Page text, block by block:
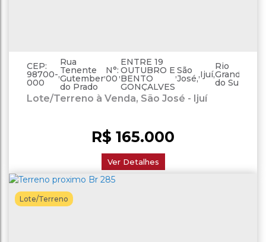
Lote/Terreno à Venda, São José - Ijuí
R$ 165.000
CEP:
98700-
000
,
Rua
Tenente
Gutember
do Prado
,N°:
00 ,
ENTRE 19
OUTUBRO E
BENTO
GONÇALVES
,São
José ,Ijuí,
Rio
Grande
do Sul
Ver Detalhes
Lote/Terreno